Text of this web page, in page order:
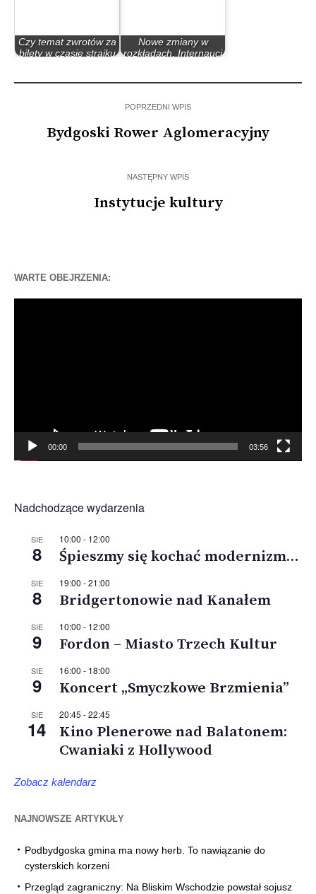
Czy temat zwrotów za
bilety w czasie strajku
Nowe zmiany w
rozkładach. Internauci
POPRZEDNI WPIS
Bydgoski Rower Aglomeracyjny
NASTĘPNY WPIS
Instytucje kultury
WARTE OBEJRZENIA:
00:00 03:56
Nadchodzące wydarzenia
SIE
8
10:00 - 12:00
Śpieszmy się kochać modernizm…
SIE
8
19:00 -21:00
Bridgertonowie nad Kanałem
SIE
9
10:00 - 12:00
Fordon – Miasto Trzech Kultur
SIE
9
16:00 - 18:00
Koncert „Smyczkowe Brzmienia”
SIE
14
20:45 -22:45
Kino Plenerowe nad Balatonem:
Cwaniaki z Hollywood
Zobacz kalendarz
NAJNOWSZE ARTYKUŁY
Podbydgoska gmina ma nowy herb. To nawiązanie do
cysterskich korzeni
Przegląd zagraniczny: Na Bliskim Wschodzie powstał sojusz